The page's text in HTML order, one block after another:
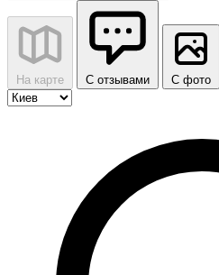
На карте С отзывами С фото